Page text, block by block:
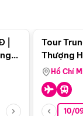
|
Tour
Thượng
(Tour
Hồ Chí
10/